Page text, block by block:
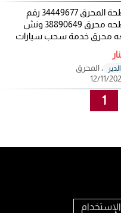
سطحة المحرق 34449677 رقم
سطحه محرق 38890649 ونش
محرق خدمة سحب سيارات
الدير
، المحرق
1
الإستخدام